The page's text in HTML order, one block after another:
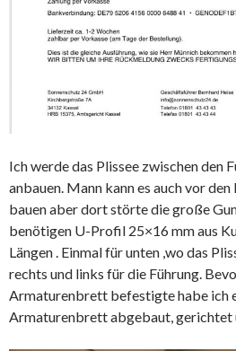
Ich werde das Plissee zwischen den
anbauen. Mann kann es auch vor
bauen aber dort störte die große
benötigen U-Profil 25×16 mm aus
Längen . Einmal für unten ,wo das
rechts und links für die Führung.
Armaturenbrett befestigte habe ich
Armaturenbrett abgebaut, gerichtet